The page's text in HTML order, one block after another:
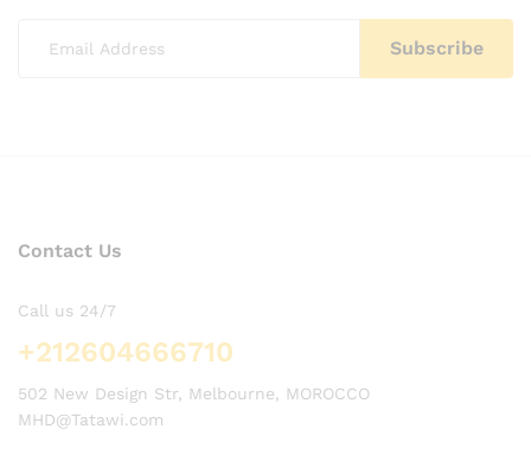
Contact Us
Call us 24/7
+212604666710
502 New Design Str, Melbourne, MOROCCO
MHD@Tatawi.com